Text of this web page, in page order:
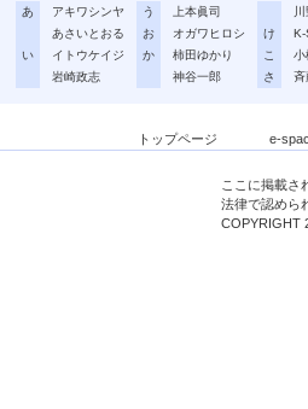
あ
アキワシンヤ
あさいとおる
い
イトウケイジ
岩崎政志
う
上本眞司
お
オガワヒロシ
か
柿田ゆかり
神谷一郎
け
K-
こ
小
さ
斉
トップページ e-
ここに掲載さ
法律で認めら
COPYRIGHT